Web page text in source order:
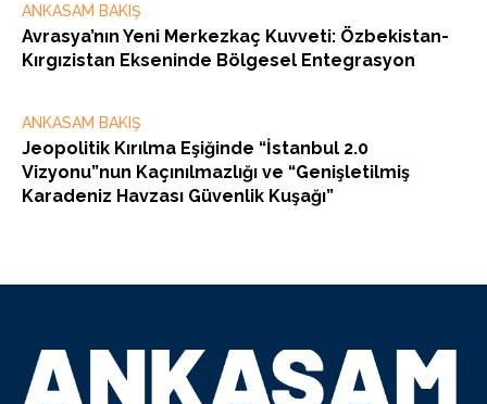
ANKASAM BAKIŞ
Avrasya’nın Yeni Merkezkaç Kuvveti: Özbekistan-
Kırgızistan Ekseninde Bölgesel Entegrasyon
ANKASAM BAKIŞ
Jeopolitik Kırılma Eşiğinde “İstanbul 2.0
Vizyonu”nun Kaçınılmazlığı ve “Genişletilmiş
Karadeniz Havzası Güvenlik Kuşağı”